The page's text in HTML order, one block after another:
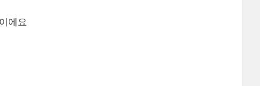
에요